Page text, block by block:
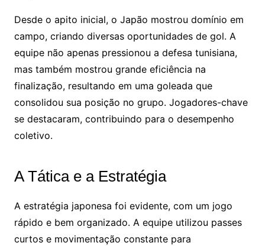
Desde o apito inicial, o Japão mostrou domínio em
campo, criando diversas oportunidades de gol. A
equipe não apenas pressionou a defesa tunisiana,
mas também mostrou grande eficiência na
finalização, resultando em uma goleada que
consolidou sua posição no grupo. Jogadores-chave
se destacaram, contribuindo para o desempenho
coletivo.
A Tática e a Estratégia
A estratégia japonesa foi evidente, com um jogo
rápido e bem organizado. A equipe utilizou passes
curtos e movimentação constante para